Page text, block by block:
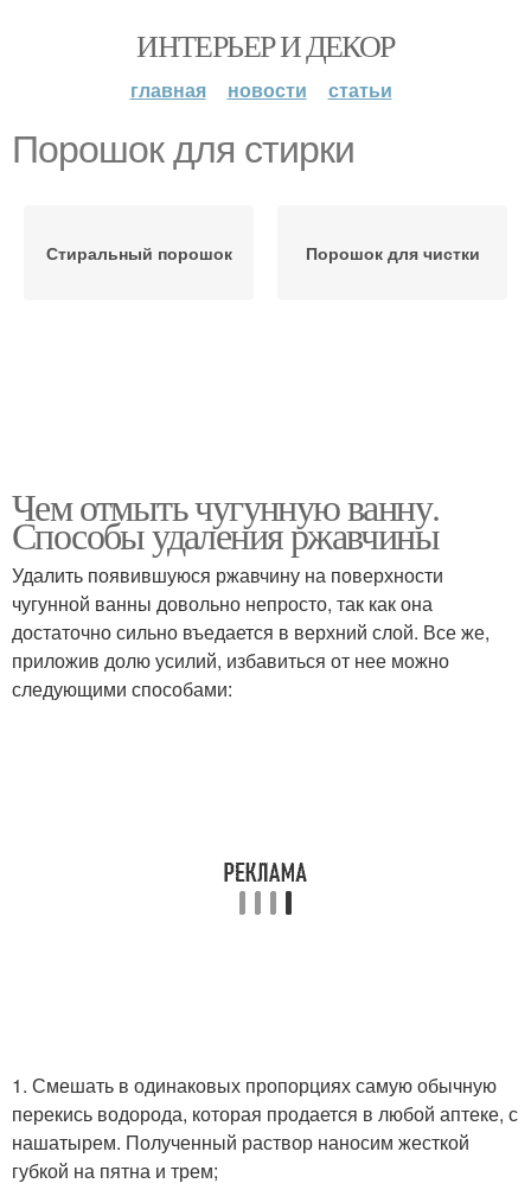
ИНТЕРЬЕР И ДЕКОР
главная новости статьи
Порошок для стирки
Стиральный порошок Порошок для чистки
Чем отмыть чугунную ванну.
Способы удаления ржавчины
Удалить появившуюся ржавчину на поверхности
чугунной ванны довольно непросто, так как она
достаточно сильно въедается в верхний слой. Все же,
приложив долю усилий, избавиться от нее можно
следующими способами:
1. Смешать в одинаковых пропорциях самую обычную
перекись водорода, которая продается в любой аптеке, с
нашатырем. Полученный раствор наносим жесткой
губкой на пятна и трем;